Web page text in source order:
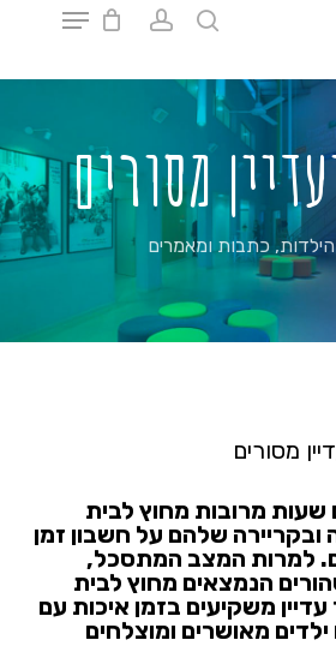
מסורים
הילדות, כתבות ומאמרים
מסורים
שעות מרובות מחוץ לבית
ובקריירה שלהם על חשבון זמן
למרות המצב המתסכל,
הנמצאים מחוץ לבית
משקיעים בזמן איכות עם
מאושרים ומוצלחים